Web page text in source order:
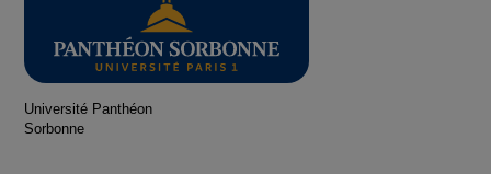
Université Panthéon
Sorbonne